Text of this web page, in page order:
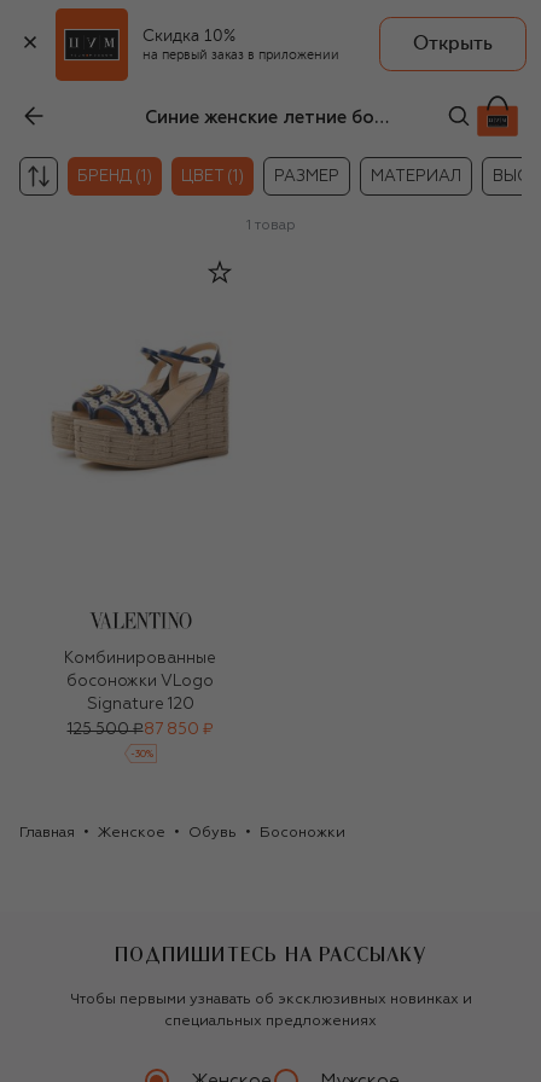
Скидка 10%
на первый заказ в приложении
Открыть
Синие женские летние босоножки Valentino
БРЕНД (1) ЦВЕТ (1) РАЗМЕР МАТЕРИАЛ
1 товар
Комбинированные
босоножки VLogo
Signature 120
125 500 ₽87 850 ₽
-30%
Главная Женское Обувь Босоножки
ПОДПИШИТЕСЬ НА РАССЫЛКУ
Чтобы первыми узнавать об эксклюзивных новинках и
специальных предложениях